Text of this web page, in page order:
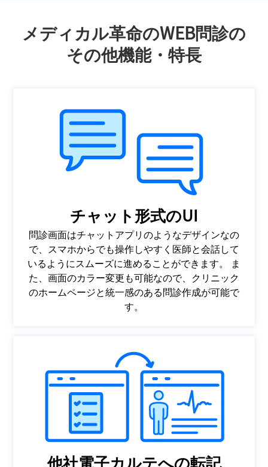
メディカル革命のWEB問診の
その他機能・特長
チャット形式のUI
問診画面はチャットアプリのようなデザインなの
で、スマホからでも操作しやすく医師と会話して
いるようにスムーズに進めることができます。 ま
た、画面のカラー変更も可能なので、クリニック
のホームページと統一感のある問診作成が可能で
す。